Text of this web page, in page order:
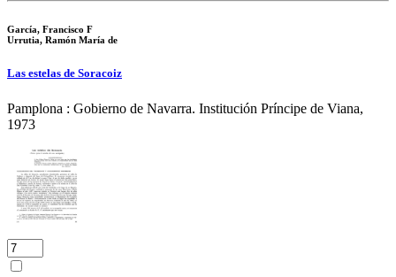
García, Francisco F
Urrutia, Ramón María de
Las estelas de Soracoiz
Pamplona : Gobierno de Navarra. Institución Príncipe de Viana,
1973